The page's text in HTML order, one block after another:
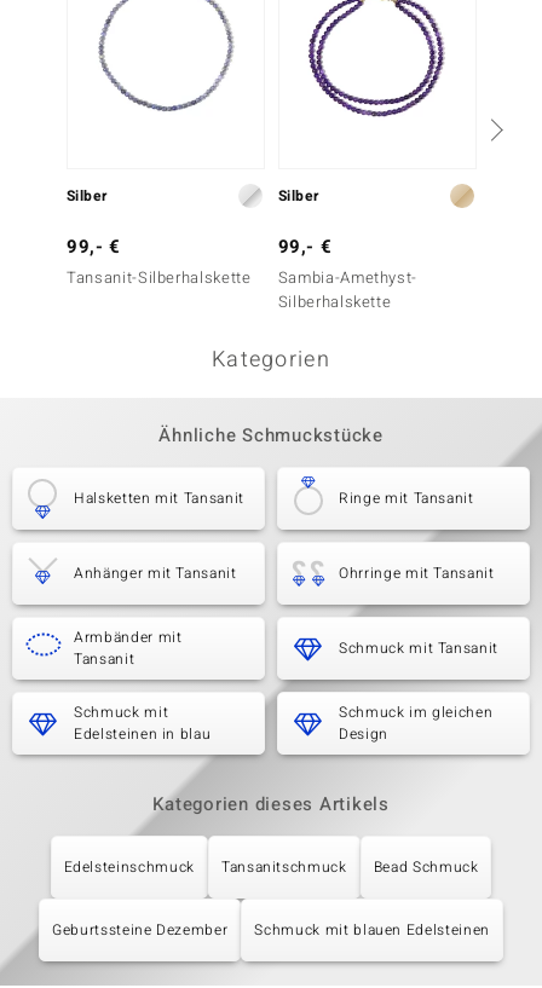
Silber
99,- €
Tansanit-Silberhalskette
Silber
99,- €
Sambia-Amethyst-
Silberhalskette
Kategorien
Ähnliche Schmuckstücke
Halsketten mit Tansanit Ringe mit Tansanit
Anhänger mit Tansanit Ohrringe mit Tansanit
Armbänder mit
Tansanit
Schmuck mit Tansanit
Schmuck mit
Edelsteinen in blau
Schmuck im gleichen
Design
Kategorien dieses Artikels
Edelsteinschmuck Tansanitschmuck Bead Schmuck
Geburtssteine Dezember Schmuck mit blauen Edelsteinen